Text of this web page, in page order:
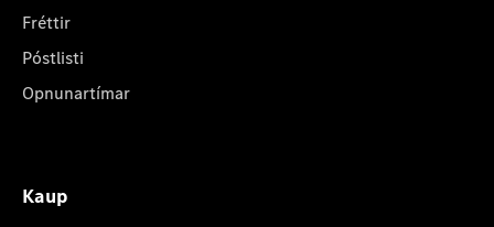
Fréttir
Póstlisti
Opnunartímar
Kaup